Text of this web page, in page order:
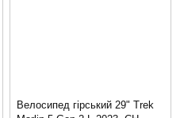
Велосипед гірський 29" Trek